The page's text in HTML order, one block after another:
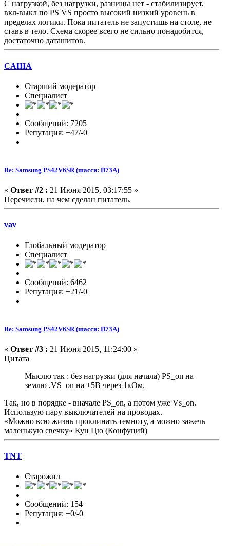
С нагрузкой, без нагрузки, разницы нет - стабилизирует,
вкл-выкл по PS VS просто высокий низкий уровень в
пределах логики. Пока питатель не запустишь на столе, не
ставь в тело. Схема скорее всего не сильно понадобится,
достаточно даташитов.
CAIIIA
Старший модератор
Специалист
Сообщений: 7205
Репутация: +47/-0
Re: Samsung PS42V6SR (шасси: D73A)
« Ответ #2 : 21 Июня 2015, 03:17:55 »
Перечисли, на чем сделан питатель.
vav
Глобальный модератор
Специалист
Сообщений: 6462
Репутация: +21/-0
Re: Samsung PS42V6SR (шасси: D73A)
« Ответ #3 : 21 Июня 2015, 11:24:00 »
Цитата
Мыслю так : без нагрузки (для начала) PS_on на
землю ,VS_on на +5В через 1кОм.
Так, но в порядке - вначале PS_on, а потом уже Vs_on.
Использую пару выключателей на проводах.
«Можно всю жизнь проклинать темноту, а можно зажечь
маленькую свечку» Кун Цю (Конфуций)
TNT
Старожил
Сообщений: 154
Репутация: +0/-0